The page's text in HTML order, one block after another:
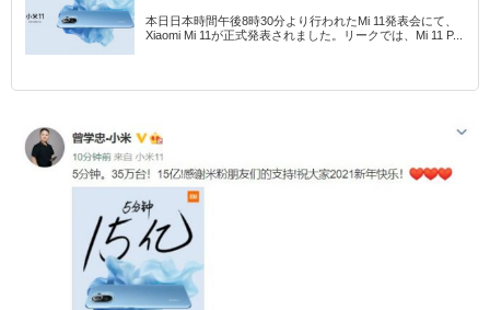
本日日本時間午後8時30分より行われたMi 11発表会にて、
Xiaomi Mi 11が正式発表されました。リークでは、Mi 11 P...